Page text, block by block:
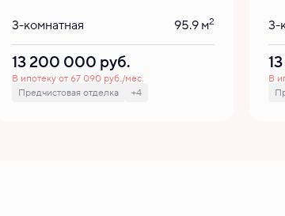
3-комнатная 95.9 м2
13 200 000 руб.
В ипотеку от 67 090 руб./мес.
Предчистовая отделка
+4
3-
В